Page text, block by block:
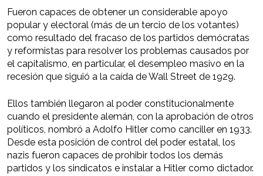
Fueron capaces de obtener un considerable apoyo
popular y electoral (más de un tercio de los votantes)
como resultado del fracaso de los partidos demócratas
y reformistas para resolver los problemas causados por
el capitalismo, en particular, el desempleo masivo en la
recesión que siguió a la caída de Wall Street de 1929.
Ellos también llegaron al poder constitucionalmente
cuando el presidente alemán, con la aprobación de otros
políticos, nombró a Adolfo Hitler como canciller en 1933.
Desde esta posición de control del poder estatal, los
nazis fueron capaces de prohibir todos los demás
partidos y los sindicatos e instalar a Hitler como dictador.